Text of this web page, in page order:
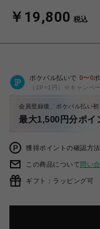
￥19,800 税込
ポケパル払いで 0〜0
（1P=1円）※キャンペ
会員登録後、ポケパル払い
最大1,500円分ポイ
獲得ポイントの確認方
この商品について問い
ギフト：ラッピング可